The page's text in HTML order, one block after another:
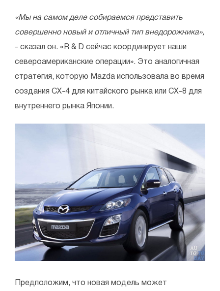
«Мы на самом деле собираемся представить
совершенно новый и отличный тип внедорожника»,
- сказал он. «R & D сейчас координирует наши
североамериканские операции». Это аналогичная
стратегия, которую Mazda использовала во время
создания CX-4 для китайского рынка или CX-8 для
внутреннего рынка Японии.
Предположим, что новая модель может